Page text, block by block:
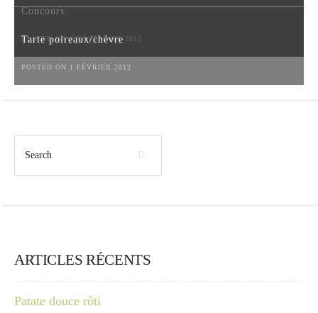
Concours
POSTED ON 6 NOVEMBRE 2012
Tarte poireaux/chèvre
POSTED ON 1 FÉVRIER 2012
ARTICLES RÉCENTS
Patate douce rôti